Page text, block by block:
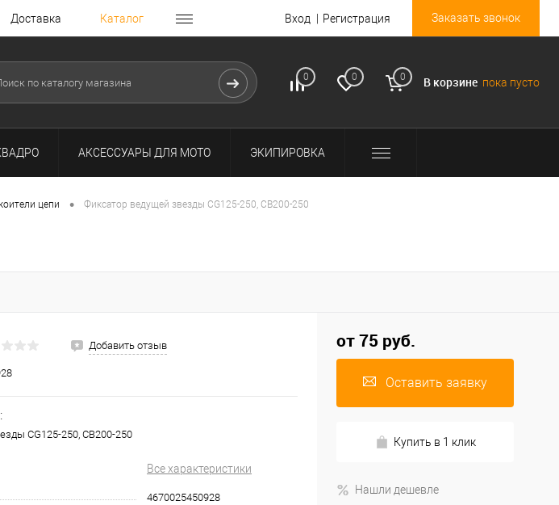
Доставка Каталог Вход Регистрация Заказать звонок
0 0 0 В корзине пока пусто
АКСЕССУАРЫ ДЛЯ МОТО ЭКИПИРОВКА
цепи • Фиксатор ведущей звезды CG125-250, CB200-250
Добавить отзыв
CG125-250, CB200-250
Все характеристики
4670025450928
от 75 руб.
Оставить заявку
Купить в 1 клик
Нашли дешевле